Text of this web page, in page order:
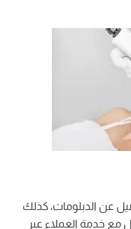
عن الدبلومات، كذلك
مع خدمة العملاء عبر